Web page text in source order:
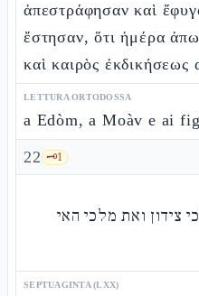
ἀπεστράφησαν καὶ
ἔστησαν, ὅτι ἡμέρα
καὶ καιρὸς ἐκδικήσεως
LETTURA ORTODOSSA
a Edòm, a Moàv e ai
22 🗝️1
צידון ואת מלכי האי
SEPTUAGINTA (LXX)